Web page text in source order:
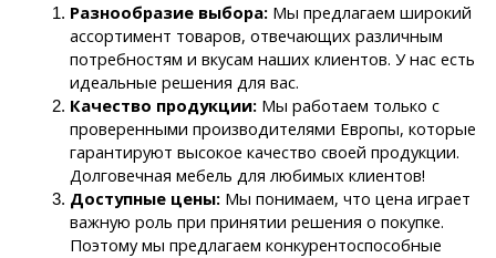
Разнообразие выбора: Мы предлагаем широкий
ассортимент товаров, отвечающих различным
потребностям и вкусам наших клиентов. У нас есть
идеальные решения для вас.
Качество продукции: Мы работаем только с
проверенными производителями Европы, которые
гарантируют высокое качество своей продукции.
Долговечная мебель для любимых клиентов!
Доступные цены: Мы понимаем, что цена играет
важную роль при принятии решения о покупке.
Поэтому мы предлагаем конкурентоспособные